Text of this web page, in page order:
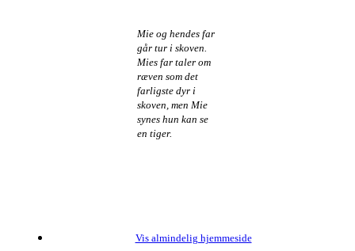
Mie og hendes far
går tur i skoven.
Mies far taler om
ræven som det
farligste dyr i
skoven, men Mie
synes hun kan se
en tiger.
Vis almindelig hjemmeside